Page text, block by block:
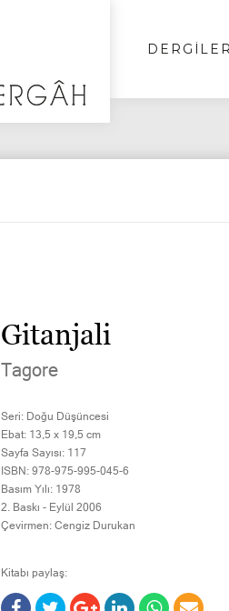
DERGİLER
Gitanjali
Tagore
Seri: Doğu Düşüncesi
Ebat: 13,5 x 19,5 cm
Sayfa Sayısı: 117
ISBN: 978-975-995-045-6
Basım Yılı: 1978
2. Baskı - Eylül 2006
Çevirmen: Cengiz Durukan
Kitabı paylaş: